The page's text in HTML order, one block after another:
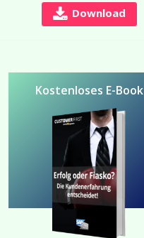
Download
Kostenloses E-Book